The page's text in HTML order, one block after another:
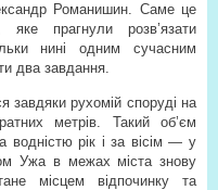
Романишин. Саме це
прагнули розв’язати
нині одним сучасним
два завдання.
завдяки рухомій споруді на
метрів. Такий об’єм
водністю рік і за вісім — у
Ужа в межах міста знову
місцем відпочинку та